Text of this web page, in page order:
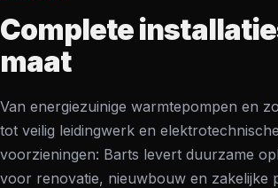
Complete
maat
Van energiezuinige warmtepompen en
tot veilig leidingwerk en elektrotechnische
voorzieningen: Barts levert duurzame
voor renovatie, nieuwbouw en zakelijke